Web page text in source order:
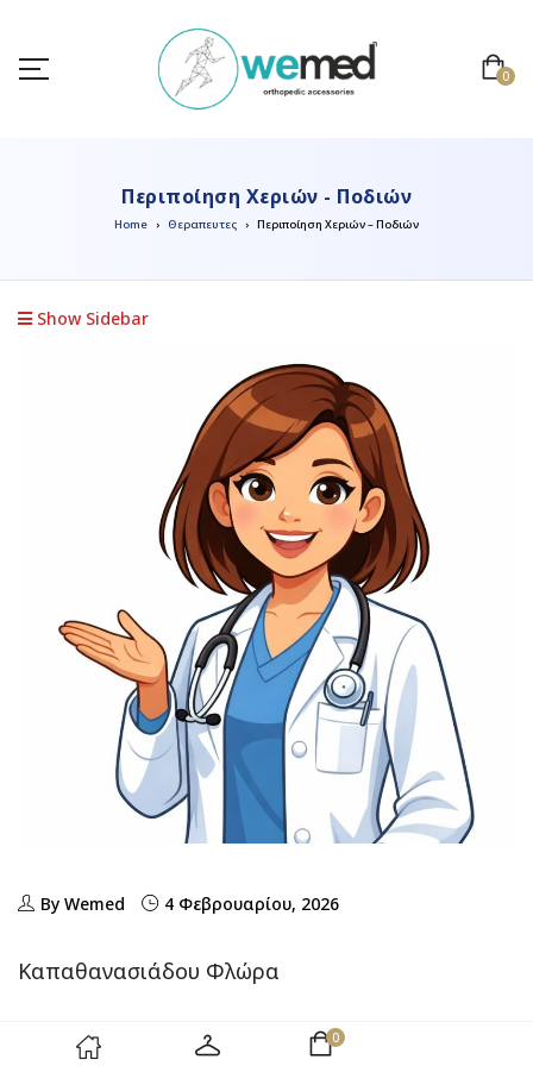
0
Περιποίηση Χεριών - Ποδιών
Home Θεραπευτες Περιποίηση Χεριών – Ποδιών
Show Sidebar
By Wemed 4 Φεβρουαρίου, 2026
Καπαθανασιάδου Φλώρα
0